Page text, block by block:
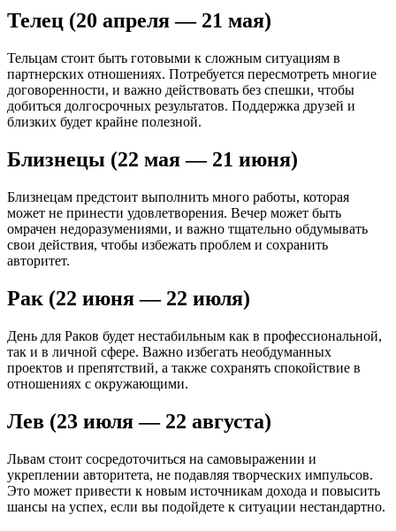
Телец (20 апреля — 21 мая)
Тельцам стоит быть готовыми к сложным ситуациям в
партнерских отношениях. Потребуется пересмотреть многие
договоренности, и важно действовать без спешки, чтобы
добиться долгосрочных результатов. Поддержка друзей и
близких будет крайне полезной.
Близнецы (22 мая — 21 июня)
Близнецам предстоит выполнить много работы, которая
может не принести удовлетворения. Вечер может быть
омрачен недоразумениями, и важно тщательно обдумывать
свои действия, чтобы избежать проблем и сохранить
авторитет.
Рак (22 июня — 22 июля)
День для Раков будет нестабильным как в профессиональной,
так и в личной сфере. Важно избегать необдуманных
проектов и препятствий, а также сохранять спокойствие в
отношениях с окружающими.
Лев (23 июля — 22 августа)
Львам стоит сосредоточиться на самовыражении и
укреплении авторитета, не подавляя творческих импульсов.
Это может привести к новым источникам дохода и повысить
шансы на успех, если вы подойдете к ситуации нестандартно.